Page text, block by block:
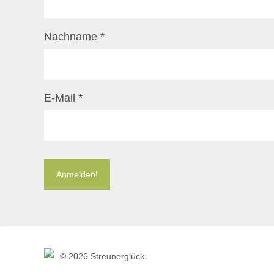
Nachname *
E-Mail *
© 2026 Streunerglück